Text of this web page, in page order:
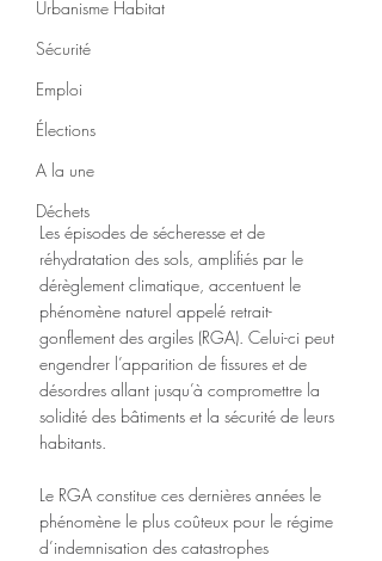
Urbanisme Habitat
Sécurité
Emploi
Élections
A la une
Déchets
Les épisodes de sécheresse et de
réhydratation des sols, amplifiés par le
dérèglement climatique, accentuent le
phénomène naturel appelé retrait-
gonflement des argiles (RGA). Celui-ci peut
engendrer l’apparition de fissures et de
désordres allant jusqu’à compromettre la
solidité des bâtiments et la sécurité de leurs
habitants.
Le RGA constitue ces dernières années le
phénomène le plus coûteux pour le régime
d’indemnisation des catastrophes